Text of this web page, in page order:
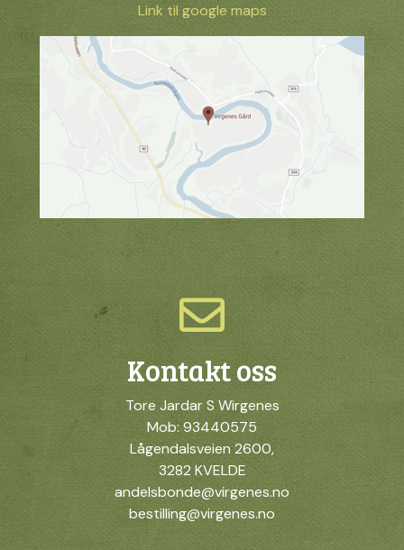
Link til google maps
Kontakt oss
Tore Jardar S Wirgenes
Mob: 93440575
Lågendalsveien 2600,
3282 KVELDE
andelsbonde@virgenes.no
bestilling@virgenes.no